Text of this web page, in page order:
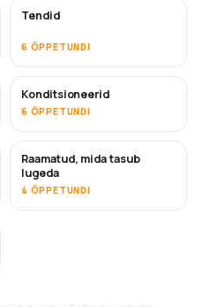
Tendid
6 ÕPPETUNDI
TULEMAS
Konditsioneerid
6 ÕPPETUNDI
TULEMAS
Raamatud, mida tasub
lugeda
4 ÕPPETUNDI